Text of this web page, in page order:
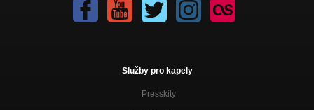
Služby pro kapely
Presskity